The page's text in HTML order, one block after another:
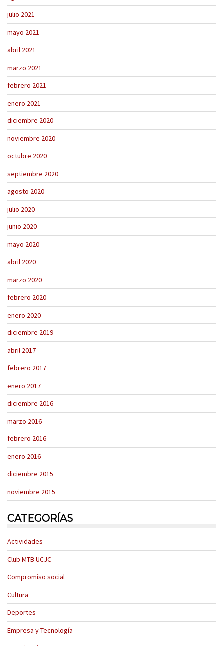
julio 2021
mayo 2021
abril 2021
marzo 2021
febrero 2021
enero 2021
diciembre 2020
noviembre 2020
octubre 2020
septiembre 2020
agosto 2020
julio 2020
junio 2020
mayo 2020
abril 2020
marzo 2020
febrero 2020
enero 2020
diciembre 2019
abril 2017
febrero 2017
enero 2017
diciembre 2016
marzo 2016
febrero 2016
enero 2016
diciembre 2015
noviembre 2015
CATEGORÍAS
Actividades
Club MTB UCJC
Compromiso social
Cultura
Deportes
Empresa y Tecnología